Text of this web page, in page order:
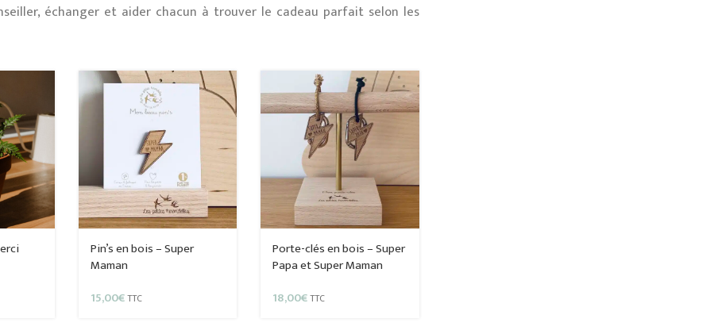
échanger et aider chacun à trouver le cadeau parfait selon les
Pin’s en bois – Super
Maman
15,00€TTC
Porte-clés en bois – Super
Papa et Super Maman
18,00€TTC